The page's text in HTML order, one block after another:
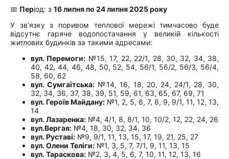
📅 Період: з 16 липня по 24 липня 2025 року
У зв’язку з поривом теплової мережі тимчасово буде
відсутнє гаряче водопостачання у великій кількості
житлових будинків за такими адресами:
вул. Перемоги: №15, 17, 22, 22/1, 28, 30, 32, 34, 38,
40, 42, 44, 46, 48, 50, 52, 54, 56/1, 56/2, 56/3, 56/4,
58, 60, 62
вул. Сумгаїтська: №14, 16, 18, 20, 24, 24/1, 28, 30,
32, 34, 36, 37, 38, 39, 51, 59, 61, 63, 65, 67, 69, 71
вул. Героїв Майдану: №1, 2, 5, 6, 7, 8, 9, 9/1, 11, 12, 13,
14
вул. Лазаренка: №4, 4/1, 8, 8/1, 10, 10/2, 12, 22, 24, 26
вул.Вергая: №4, 18, 30, 32, 34, 36
вул. Руставі: №9, 9/1, 11, 13, 15, 17, 19, 21, 25, 27
вул. Олени Теліги: №1, 3, 5, 7, 7/1, 9, 11, 13, 15
вул. Тараскова: №2, 3, 4, 5, 6, 7, 10, 11, 12, 13, 16